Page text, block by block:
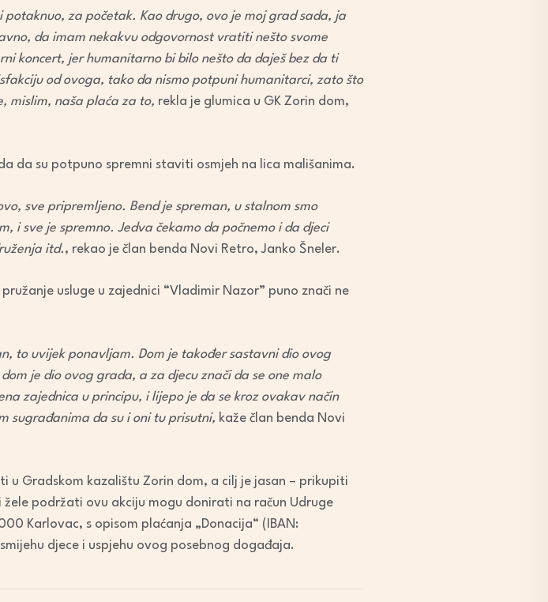
decrease
potaknuo, za početak. Kao drugo, ovo je moj grad sada, ja
da imam nekakvu odgovornost vratiti nešto svome
koncert, jer humanitarno bi bilo nešto da daješ bez da ti
od ovoga, tako da nismo potpuni humanitarci, zato što
mislim, naša plaća za to, rekla je glumica u GK Zorin dom,
da su potpuno spremni staviti osmjeh na lica mališanima.
sve pripremljeno. Bend je spreman, u stalnom smo
i sve je spremno. Jedva čekamo da počnemo i da djeci
itd., rekao je član benda Novi Retro, Janko Šneler.
usluge u zajednici “Vladimir Nazor” puno znači ne
to uvijek ponavljam. Dom je također sastavni dio ovog
je dio ovog grada, a za djecu znači da se one malo
zajednica u principu, i lijepo je da se kroz ovakav način
sugrađanima da su i oni tu prisutni, kaže član benda Novi
u Gradskom kazalištu Zorin dom, a cilj je jasan – prikupiti
podržati ovu akciju mogu donirati na račun Udruge
Karlovac, s opisom plaćanja „Donacija“ (IBAN:
djece i uspjehu ovog posebnog događaja.